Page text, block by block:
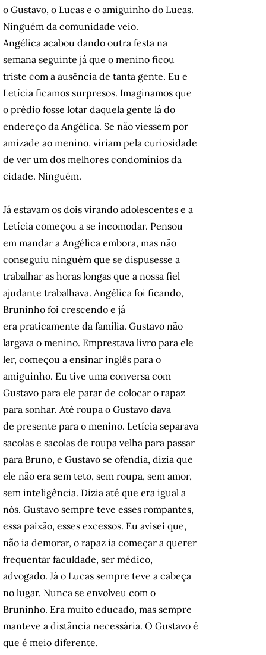
o Gustavo, o Lucas e o amiguinho do Lucas.
Ninguém da comunidade veio.
Angélica acabou dando outra festa na
semana seguinte já que o menino ficou
triste com a ausência de tanta gente. Eu e
Letícia ficamos surpresos. Imaginamos que
o prédio fosse lotar daquela gente lá do
endereço da Angélica. Se não viessem por
amizade ao menino, viriam pela curiosidade
de ver um dos melhores condomínios da
cidade. Ninguém.
Já estavam os dois virando adolescentes e a
Letícia começou a se incomodar. Pensou
em mandar a Angélica embora, mas não
conseguiu ninguém que se dispusesse a
trabalhar as horas longas que a nossa fiel
ajudante trabalhava. Angélica foi ficando,
Bruninho foi crescendo e já
era praticamente da família. Gustavo não
largava o menino. Emprestava livro para ele
ler, começou a ensinar inglês para o
amiguinho. Eu tive uma conversa com
Gustavo para ele parar de colocar o rapaz
para sonhar. Até roupa o Gustavo dava
de presente para o menino. Letícia separava
sacolas e sacolas de roupa velha para passar
para Bruno, e Gustavo se ofendia, dizia que
ele não era sem teto, sem roupa, sem amor,
sem inteligência. Dizia até que era igual a
nós. Gustavo sempre teve esses rompantes,
essa paixão, esses excessos. Eu avisei que,
não ia demorar, o rapaz ia começar a querer
frequentar faculdade, ser médico,
advogado. Já o Lucas sempre teve a cabeça
no lugar. Nunca se envolveu com o
Bruninho. Era muito educado, mas sempre
manteve a distância necessária. O Gustavo é
que é meio diferente.